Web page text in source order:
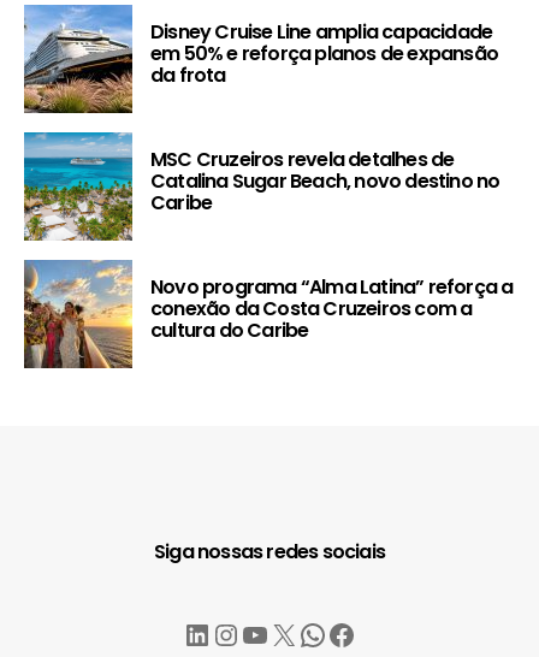
Disney Cruise Line amplia capacidade
em 50% e reforça planos de expansão
da frota
MSC Cruzeiros revela detalhes de
Catalina Sugar Beach, novo destino no
Caribe
Novo programa “Alma Latina” reforça a
conexão da Costa Cruzeiros com a
cultura do Caribe
Siga nossas redes sociais
LinkedIn
Instagram
YouTube
X WhatsApp
Facebook